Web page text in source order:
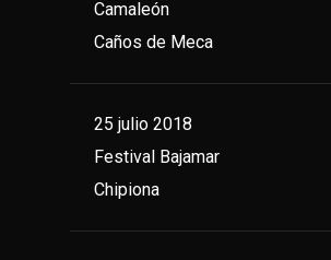
Camaleón
Caños de Meca
25 julio 2018
Festival Bajamar
Chipiona